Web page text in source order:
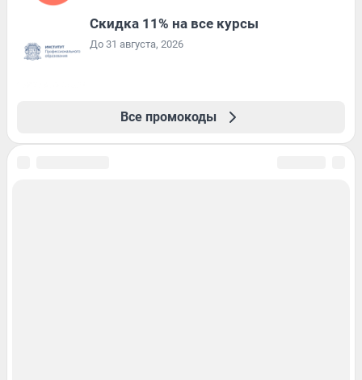
Скидка 11% на все курсы
До 31 августа, 2026
Все промокоды